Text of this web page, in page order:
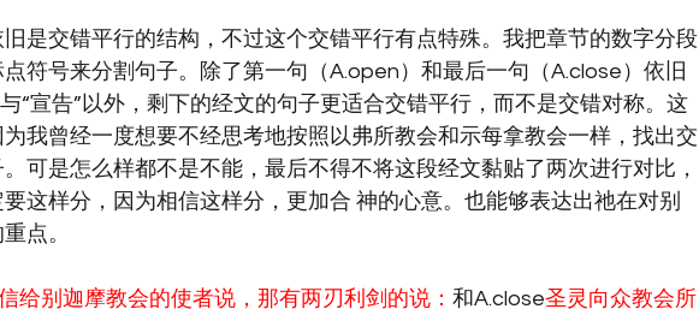
是交错平行的结构，不过这个交错平行有点特殊。我把章节的数字分段
符号来分割句子。除了第一句（A.open）和最后一句（A.close）依旧
“宣告”以外，剩下的经文的句子更适合交错平行，而不是交错对称。这
我曾经一度想要不经思考地按照以弗所教会和示每拿教会一样，找出交
可是怎么样都不是不能，最后不得不将这段经文黏贴了两次进行对比，
这样分，因为相信这样分，更加合 神的心意。也能够表达出祂在对别
点。
给别迦摩教会的使者说，那有两刃利剑的说： 和A.close圣灵向众教会所